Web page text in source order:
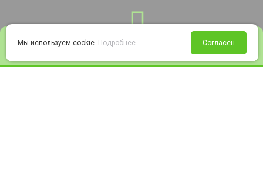
Войти Избранное Корзина
Мы используем cookie. Подробнее... Согласен